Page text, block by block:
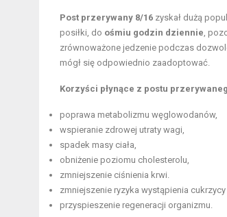
Post przerywany 8/16 zyskał dużą
posiłki, do ośmiu godzin dziennie ,
zrównoważone jedzenie podczas
mógł się odpowiednio zaadoptować.
Korzyści płynące z postu
poprawa metabolizmu węglowodanów,
wspieranie zdrowej utraty wagi,
spadek masy ciała,
obniżenie poziomu cholesterolu,
zmniejszenie ciśnienia krwi.
zmniejszenie ryzyka wystąpienia cukrzycy
przyspieszenie regeneracji organizmu.